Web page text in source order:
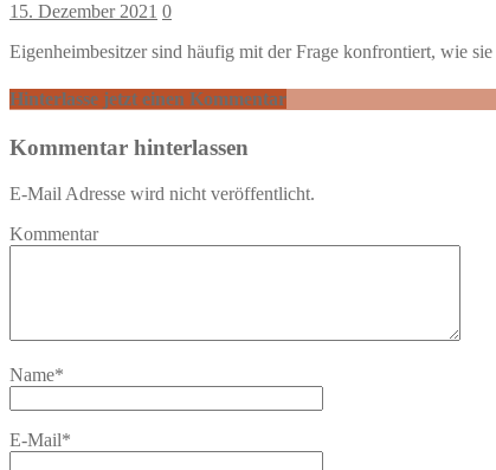
15. Dezember 2021 0
Eigenheimbesitzer sind häufig mit der Frage konfrontiert, wie
Hinterlasse jetzt einen Kommentar
Kommentar hinterlassen
E-Mail Adresse wird nicht veröffentlicht.
Kommentar
Name*
E-Mail*